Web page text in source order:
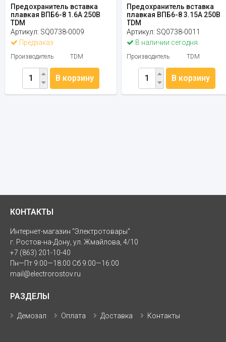
Предохранитель вставка
плавкая ВПБ6-8 1.6А 250В
TDM
Артикул: SQ0738-0009
Предзаказ
Производитель TDM
В корзину
Предохранитель вставка
плавкая ВПБ6-8 3.15А 250В
TDM
Артикул: SQ0738-0011
В наличии сегодня
Производитель TDM
В корзину
КОНТАКТЫ
Интернет-магазин "Электротовары"
г. Ростов-на-Дону, ул. Жмайлова, 4/10
+7 (863) 201-10-40
Пн—Пт 9:00—18:00 Сб 9:00—16:00
mail@electrorostov.ru
РАЗДЕЛЫ
Демозал Оплата Доставка Контакты